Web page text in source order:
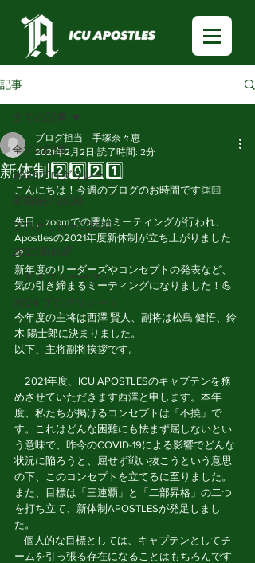
記事
全ての記事
2025ブログリレー
部員紹介2020
ブログリレー🏃🏻‍♂️🏃🏻‍♀️
2020新歓🌈
「アメフトーーク」
2024 ブログリレー！
全ての記事
新体制2️⃣0️⃣2️⃣1️⃣
ブログ担当 手塚奈々恵
2021年2月2日 読了時間: 2分
こんにちは！今週のブログのお時間です👏🏻
先日、zoomでの開始ミーティングが行われ、
Apostlesの2021年度新体制が立ち上がりました
🏈
新年度のリーダーズやコンセプトの発表など、
気の引き締まるミーティングになりました！💪
今年度の主将は西澤 賢人、副将は松島 健悟、鈴
木 陽士郎に決まりました。
以下、主将副将挨拶です。
2021年度、ICU APOSTLESのキャプテンを務
めさせていただきます西澤と申します。本年
度、私たちが掲げるコンセプトは「不撓」で
す。これはどんな困難にも怯まず屈しないとい
う意味で、昨今のCOVID-19による影響でどんな
状況に陥ろうと、屈せず戦い抜こうという意思
の下、このコンセプトを立てるに至りました。
また、目標は「三連覇」と「二部昇格」の二つ
を打ち立て、新体制APOSTLESが発足しまし
た。
ームを引っ張る存在になることはもちろんです